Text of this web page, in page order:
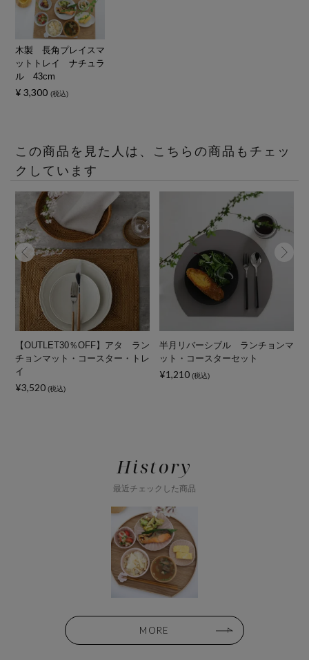
木製 長角プレイスマ
ットトレイ ナチュラ
ル 43cm
¥ 3,300 税込
この商品を見た人は、こちらの商品もチェッ
クしています
【OUTLET30％OFF】アタ ラン
チョンマット・コースター・トレ
イ
¥3,520 (税込)
半月リバーシブル ランチョンマ
ット・コースターセット
¥1,210 (税込)
History
最近チェックした商品
MORE